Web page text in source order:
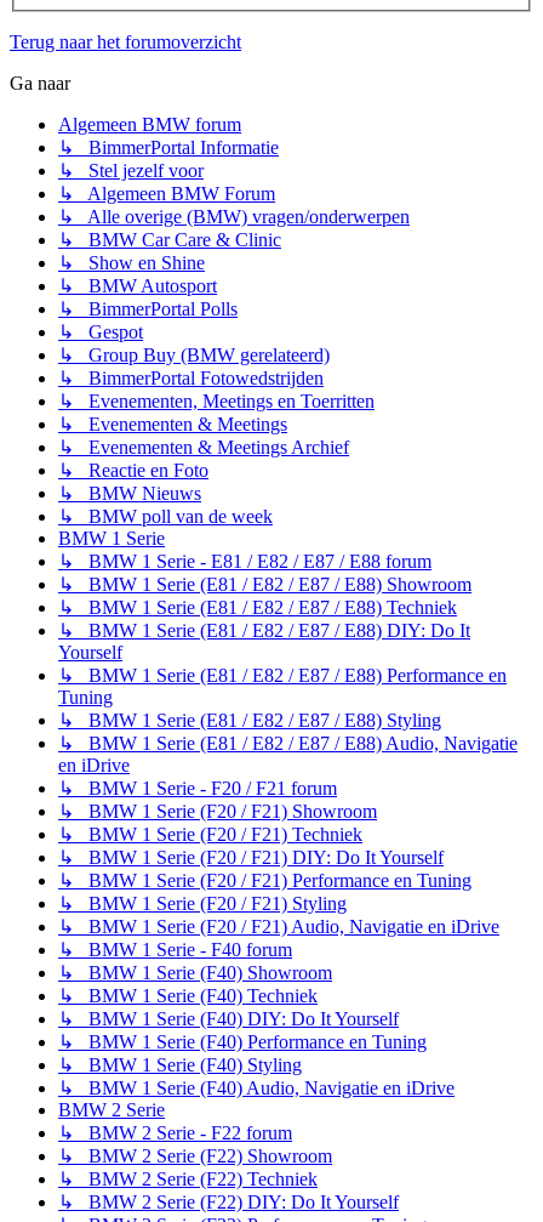
Terug naar het forumoverzicht
Ga naar
Algemeen BMW forum
↳ BimmerPortal Informatie
↳ Stel jezelf voor
↳ Algemeen BMW Forum
↳ Alle overige (BMW) vragen/onderwerpen
↳ BMW Car Care & Clinic
↳ Show en Shine
↳ BMW Autosport
↳ BimmerPortal Polls
↳ Gespot
↳ Group Buy (BMW gerelateerd)
↳ BimmerPortal Fotowedstrijden
↳ Evenementen, Meetings en Toerritten
↳ Evenementen & Meetings
↳ Evenementen & Meetings Archief
↳ Reactie en Foto
↳ BMW Nieuws
↳ BMW poll van de week
BMW 1 Serie
↳ BMW 1 Serie - E81 / E82 / E87 / E88 forum
↳ BMW 1 Serie (E81 / E82 / E87 / E88) Showroom
↳ BMW 1 Serie (E81 / E82 / E87 / E88) Techniek
↳ BMW 1 Serie (E81 / E82 / E87 / E88) DIY: Do It
Yourself
↳ BMW 1 Serie (E81 / E82 / E87 / E88) Performance en
Tuning
↳ BMW 1 Serie (E81 / E82 / E87 / E88) Styling
↳ BMW 1 Serie (E81 / E82 / E87 / E88) Audio, Navigatie
en iDrive
↳ BMW 1 Serie - F20 / F21 forum
↳ BMW 1 Serie (F20 / F21) Showroom
↳ BMW 1 Serie (F20 / F21) Techniek
↳ BMW 1 Serie (F20 / F21) DIY: Do It Yourself
↳ BMW 1 Serie (F20 / F21) Performance en Tuning
↳ BMW 1 Serie (F20 / F21) Styling
↳ BMW 1 Serie (F20 / F21) Audio, Navigatie en iDrive
↳ BMW 1 Serie - F40 forum
↳ BMW 1 Serie (F40) Showroom
↳ BMW 1 Serie (F40) Techniek
↳ BMW 1 Serie (F40) DIY: Do It Yourself
↳ BMW 1 Serie (F40) Performance en Tuning
↳ BMW 1 Serie (F40) Styling
↳ BMW 1 Serie (F40) Audio, Navigatie en iDrive
BMW 2 Serie
↳ BMW 2 Serie - F22 forum
↳ BMW 2 Serie (F22) Showroom
↳ BMW 2 Serie (F22) Techniek
↳ BMW 2 Serie (F22) DIY: Do It Yourself